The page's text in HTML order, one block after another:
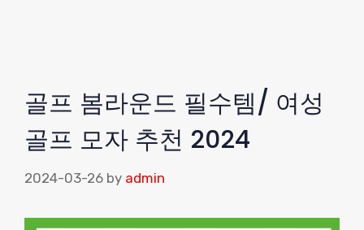
골프 봄라운드 필수템/ 여성
골프 모자 추천 2024
2024-03-26 by admin